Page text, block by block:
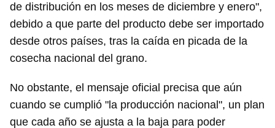
de distribución en los meses de diciembre y enero",
debido a que parte del producto debe ser importado
desde otros países, tras la caída en picada de la
cosecha nacional del grano.
No obstante, el mensaje oficial precisa que aún
cuando se cumplió "la producción nacional", un plan
que cada año se ajusta a la baja para poder